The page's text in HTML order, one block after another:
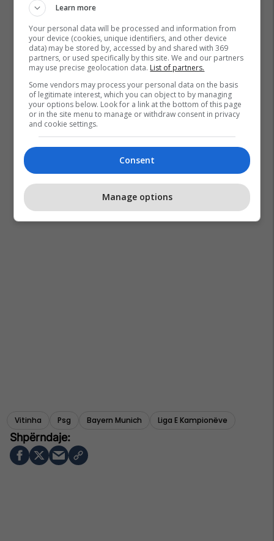
Vitinha Psg Bayern Munich Liga E Kampionëve
Learn more
Your personal data will be processed and information from
your device (cookies, unique identifiers, and other device
data) may be stored by, accessed by and shared with 369
partners, or used specifically by this site. We and our partners
may use precise geolocation data. List of partners.
Some vendors may process your personal data on the basis
of legitimate interest, which you can object to by managing
your options below. Look for a link at the bottom of this page
or in the site menu to manage or withdraw consent in privacy
and cookie settings.
Consent
Manage options